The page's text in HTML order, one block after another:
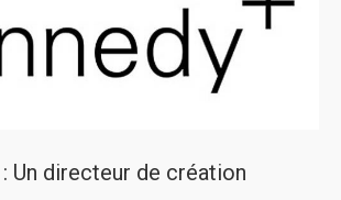
Un directeur de création